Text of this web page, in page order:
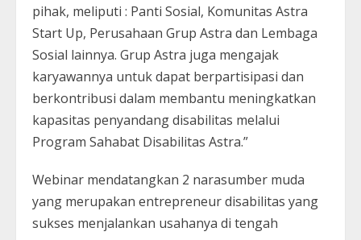
pihak, meliputi : Panti Sosial, Komunitas Astra
Start Up, Perusahaan Grup Astra dan Lembaga
Sosial lainnya. Grup Astra juga mengajak
karyawannya untuk dapat berpartisipasi dan
berkontribusi dalam membantu meningkatkan
kapasitas penyandang disabilitas melalui
Program Sahabat Disabilitas Astra.”
Webinar mendatangkan 2 narasumber muda
yang merupakan entrepreneur disabilitas yang
sukses menjalankan usahanya di tengah